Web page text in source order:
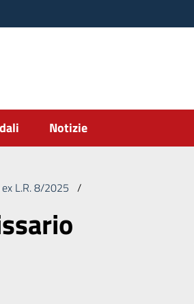
Notizie
L.R. 8/2025 /